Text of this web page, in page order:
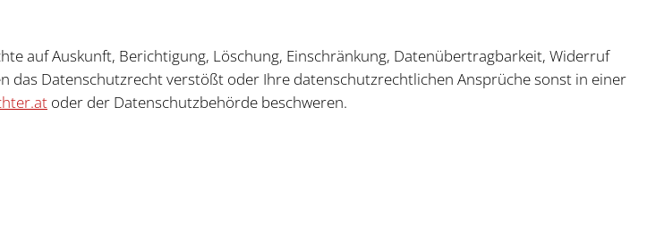
auf Auskunft, Berichtigung, Löschung, Einschränkung, Datenübertragbarkeit, Widerruf
das Datenschutzrecht verstößt oder Ihre datenschutzrechtlichen Ansprüche sonst in einer
oder der Datenschutzbehörde beschweren.